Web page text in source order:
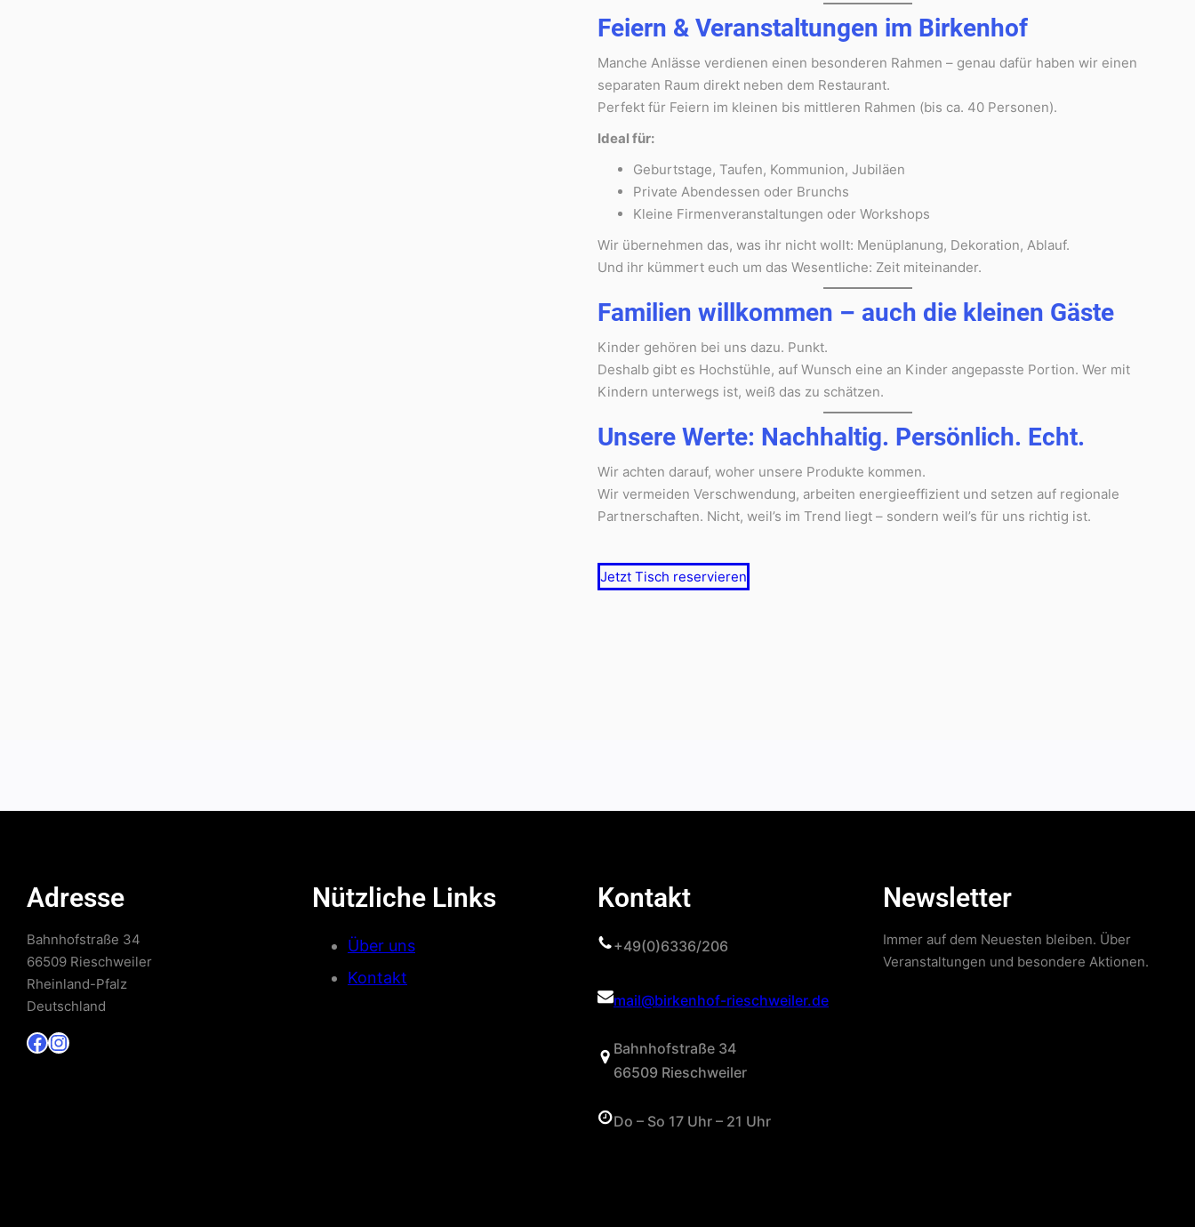
Feiern & Veranstaltungen im Birkenhof
Manche Anlässe verdienen einen besonderen Rahmen – genau dafür haben wir einen
separaten Raum direkt neben dem Restaurant.
Perfekt für Feiern im kleinen bis mittleren Rahmen (bis ca. 40 Personen).
Ideal für:
Geburtstage, Taufen, Kommunion, Jubiläen
Private Abendessen oder Brunchs
Kleine Firmenveranstaltungen oder Workshops
Wir übernehmen das, was ihr nicht wollt: Menüplanung, Dekoration, Ablauf.
Und ihr kümmert euch um das Wesentliche: Zeit miteinander.
Familien willkommen – auch die kleinen Gäste
Kinder gehören bei uns dazu. Punkt.
Deshalb gibt es Hochstühle, auf Wunsch eine an Kinder angepasste Portion. Wer mit
Kindern unterwegs ist, weiß das zu schätzen.
Unsere Werte: Nachhaltig. Persönlich. Echt.
Wir achten darauf, woher unsere Produkte kommen.
Wir vermeiden Verschwendung, arbeiten energieeffizient und setzen auf regionale
Partnerschaften. Nicht, weil’s im Trend liegt – sondern weil’s für uns richtig ist.
Jetzt Tisch reservieren
Adresse
Bahnhofstraße 34
66509 Rieschweiler
Rheinland-Pfalz
Deutschland
Facebook
Instagram
Nützliche Links
Über uns
Kontakt
Kontakt
+49(0)6336/206
mail@birkenhof-rieschweiler.de
Bahnhofstraße 34
66509 Rieschweiler
Do – So 17 Uhr – 21 Uhr
Newsletter
Immer auf dem Neuesten bleiben. Über
Veranstaltungen und besondere Aktionen.